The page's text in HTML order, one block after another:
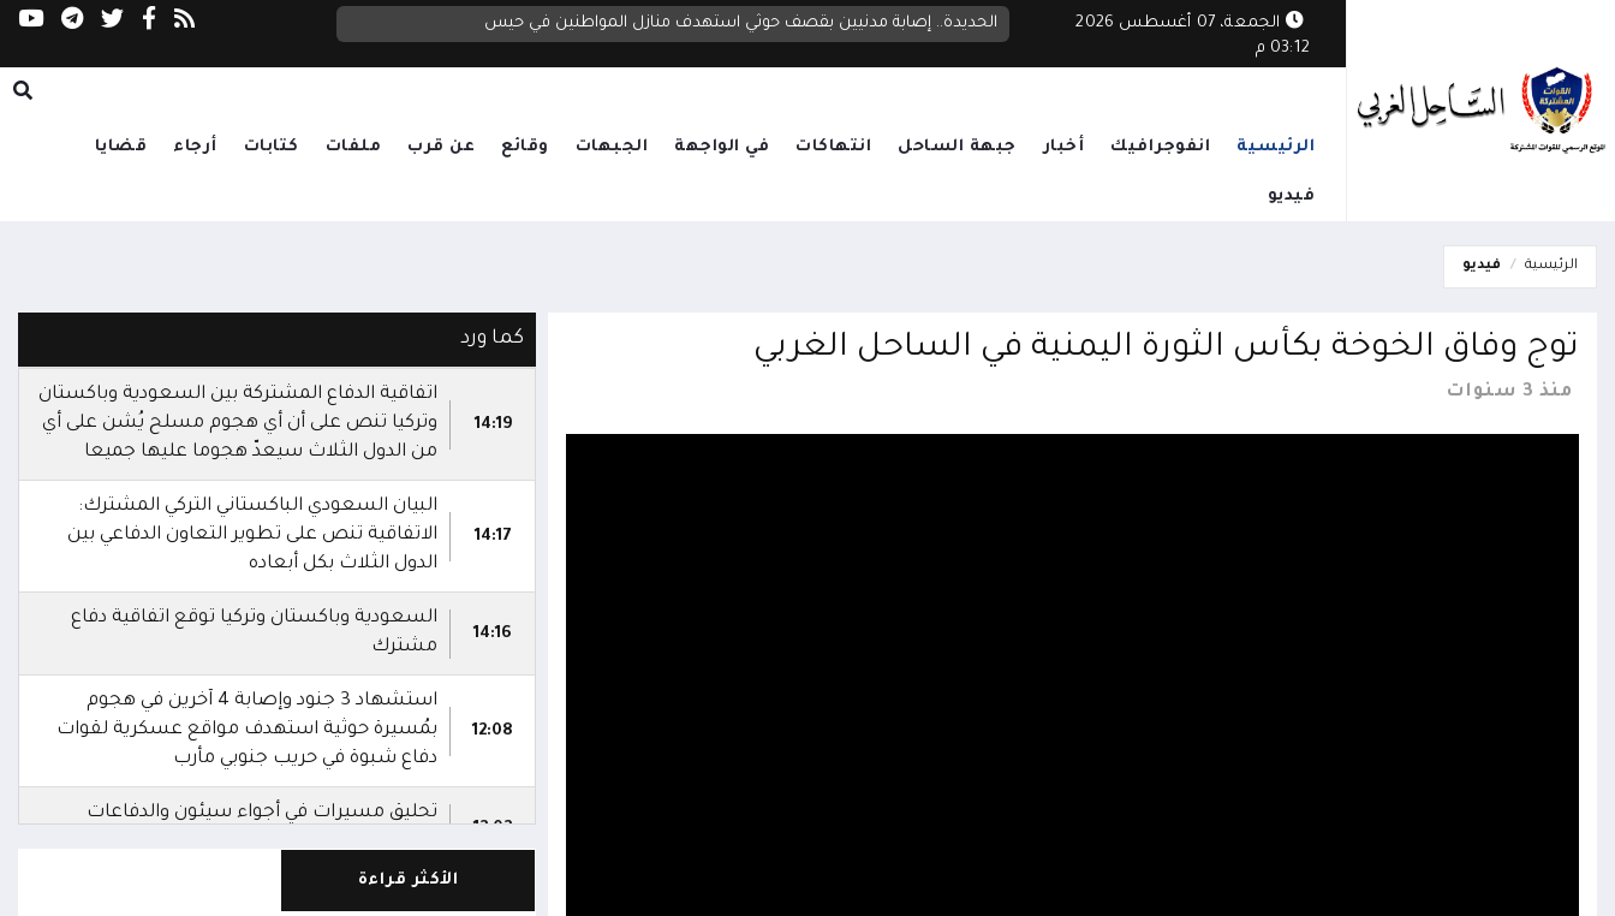
الجمعة، 07 أغسطس 2026
03:12 م
يستهدف قرية مأهولة في الوازعية ويخلف أضراراً بممتلكات المواطنين الحديدة.. إصابة مدنيين بقصف حوثي استهدف منازل المواطنين في حيس
الرئيسية انفوجرافيك أخبار جبهة الساحل انتهاكات في الواجهة الجبهات وقائع عن قرب ملفات كتابات أرجاء قضايا
فيديو
الرئيسية فيديو
توج وفاق الخوخة بكأس الثورة اليمنية في الساحل الغربي
منذ 3 سنوات
كما ورد
14:19
اتفاقية الدفاع المشتركة بين السعودية وباكستان
وتركيا تنص على أن أي هجوم مسلح يُشن على أي
من الدول الثلاث سيعدّ هجوما عليها جميعا
14:17
البيان السعودي الباكستاني التركي المشترك:
الاتفاقية تنص على تطوير التعاون الدفاعي بين
الدول الثلاث بكل أبعاده
14:16
السعودية وباكستان وتركيا توقع اتفاقية دفاع
مشترك
12:08
استشهاد 3 جنود وإصابة 4 آخرين في هجوم
بمُسيرة حوثية استهدف مواقع عسكرية لقوات
دفاع شبوة في حريب جنوبي مأرب
12:02
تحليق مسيرات في أجواء سيئون والدفاعات
الأكثر قراءة